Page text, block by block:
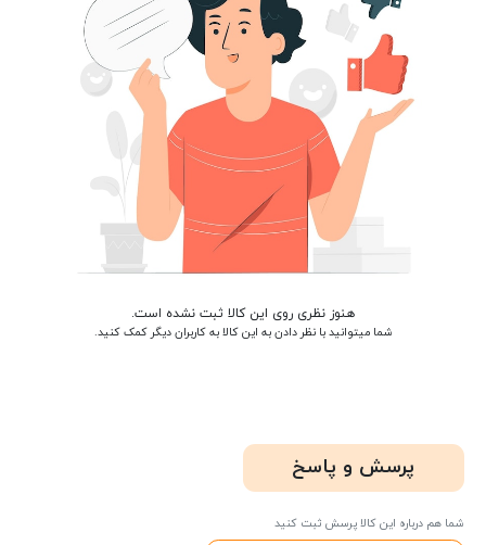
هنوز نظری روی این کالا ثبت نشده است.
شما میتوانید با نظر دادن به این کالا به کاربران دیگر کمک کنید.
پرسش و پاسخ
شما هم درباره این کالا پرسش ثبت کنید